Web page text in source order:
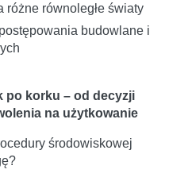
różne równoległe światy
budowlane i
po korku – od decyzji
na użytkowanie
środowiskowej